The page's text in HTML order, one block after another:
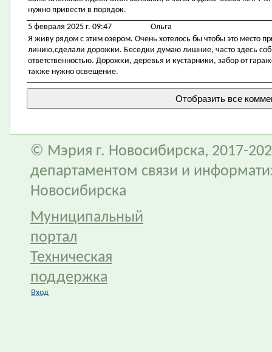
нужно привести в порядок.
5 февраля 2025 г. 09:47
Ольга
Я живу рядом с этим озером. Очень хотелось бы чтобы это место
линию,сделали дорожки. Беседки думаю лишние, часто здесь
ответственностью. Дорожки, деревья и кустарники, забор от
также нужно освещение.
© Мэрия г. Новосибирска, 2017-
департаментом связи и
Новосибирска
Муниципальный
портал
Техническая
поддержка
Вход